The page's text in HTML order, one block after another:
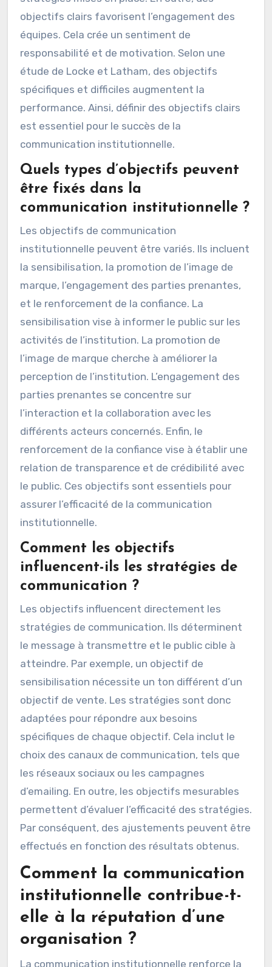
objectifs clairs favorisent l’engagement des
équipes. Cela crée un sentiment de
responsabilité et de motivation. Selon une
étude de Locke et Latham, des objectifs
spécifiques et difficiles augmentent la
performance. Ainsi, définir des objectifs clairs
est essentiel pour le succès de la
communication institutionnelle.
Quels types d’objectifs peuvent
être fixés dans la
communication institutionnelle ?
Les objectifs de communication
institutionnelle peuvent être variés. Ils incluent
la sensibilisation, la promotion de l’image de
marque, l’engagement des parties prenantes,
et le renforcement de la confiance. La
sensibilisation vise à informer le public sur les
activités de l’institution. La promotion de
l’image de marque cherche à améliorer la
perception de l’institution. L’engagement des
parties prenantes se concentre sur
l’interaction et la collaboration avec les
différents acteurs concernés. Enfin, le
renforcement de la confiance vise à établir une
relation de transparence et de crédibilité avec
le public. Ces objectifs sont essentiels pour
assurer l’efficacité de la communication
institutionnelle.
Comment les objectifs
influencent-ils les stratégies de
communication ?
Les objectifs influencent directement les
stratégies de communication. Ils déterminent
le message à transmettre et le public cible à
atteindre. Par exemple, un objectif de
sensibilisation nécessite un ton différent d’un
objectif de vente. Les stratégies sont donc
adaptées pour répondre aux besoins
spécifiques de chaque objectif. Cela inclut le
choix des canaux de communication, tels que
les réseaux sociaux ou les campagnes
d’emailing. En outre, les objectifs mesurables
permettent d’évaluer l’efficacité des stratégies.
Par conséquent, des ajustements peuvent être
effectués en fonction des résultats obtenus.
Comment la communication
institutionnelle contribue-t-
elle à la réputation d’une
organisation ?
La communication institutionnelle renforce la